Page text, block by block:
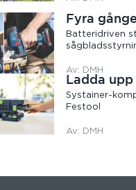
Fyra
Batteridriven
Av: DMH
Ladda
Systainer-
Festool
Av: DMH